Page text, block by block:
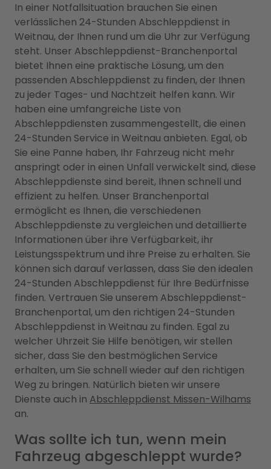
In einer Notfallsituation brauchen Sie einen
verlässlichen 24-Stunden Abschleppdienst in
Weitnau, der Ihnen rund um die Uhr zur Verfügung
steht. Unser Abschleppdienst-Branchenportal
bietet Ihnen eine praktische Lösung, um den
passenden Abschleppdienst zu finden, der Ihnen
zu jeder Tages- und Nachtzeit helfen kann. Wir
haben eine umfangreiche Liste von
Abschleppdiensten zusammengestellt, die einen
24-Stunden Service in Weitnau anbieten. Egal, ob
Sie eine Panne haben, Ihr Fahrzeug nicht mehr
anspringt oder in einen Unfall verwickelt sind, diese
Abschleppdienste sind bereit, Ihnen schnell und
effizient zu helfen. Unser Branchenportal
ermöglicht es Ihnen, die verschiedenen
Abschleppdienste zu vergleichen und detaillierte
Informationen über ihre Verfügbarkeit, ihr
Leistungsspektrum und ihre Preise zu erhalten. Sie
können sich darauf verlassen, dass Sie den idealen
24-Stunden Abschleppdienst für Ihre Bedürfnisse
finden. Vertrauen Sie unserem Abschleppdienst-
Branchenportal, um den richtigen 24-Stunden
Abschleppdienst in Weitnau zu finden. Egal zu
welcher Uhrzeit Sie Hilfe benötigen, wir stellen
sicher, dass Sie den bestmöglichen Service
erhalten, um Sie schnell wieder auf den richtigen
Weg zu bringen. Natürlich bieten wir unsere
Dienste auch in Abschleppdienst Missen-Wilhams
an.
Was sollte ich tun, wenn mein
Fahrzeug abgeschleppt wurde?